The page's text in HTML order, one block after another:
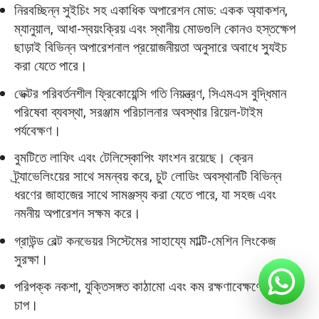
নিরবচ্ছিন্ন সুইচিং সহ একাধিক অপারেশন মোড: একক অ্যাকশন,
ম্যানুয়াল, আধা-স্বয়ংক্রিয় এবং স্থানীয় মোডগুলি কোনও হস্তক্ষেপ
ছাড়াই বিভিন্ন অপারেশনাল প্রয়োজনীয়তা অনুসারে অবাধে স্যুইচ
করা যেতে পারে।
ভেক্টর পরিবর্তনশীল ফ্রিকোয়েন্সি গতি নিয়ন্ত্রণ, সিএমএস বুদ্ধিমান
পরিষেবা ব্যবস্থা, সরঞ্জাম পরিচালনার অবস্থার রিয়েল-টাইম
পর্যবেক্ষণ।
বুমটিতে লাফিং এবং টেলিস্কোপিং ফাংশন রয়েছে। ক্রেন
ট্র্যাভেলিংয়ের সাথে সমন্বয় করে, চুট লোডিং অবস্থানটি বিভিন্ন
ধরণের জাহাজের সাথে সামঞ্জস্য করা যেতে পারে, যা সহজ এবং
নমনীয় অপারেশন সক্ষম করে।
গ্রাউন্ড বেল্ট কনভেয়র সিস্টেমের সাহায্যে মাল্টি-মেশিন লিংকেজ
সুরক্ষা।
পরিপক্ক নকশা, যুক্তিসঙ্গত কাঠামো এবং কম রক্ষণাবেক্ষণের কাজের
চাপ।